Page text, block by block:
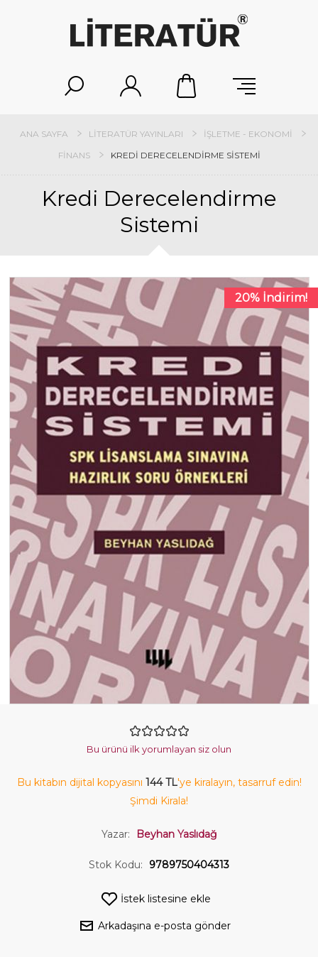
ANA SAYFA LITERATÜR YAYINLARI
İŞLETME - EKONOMI
FINANS
KREDI DERECELENDIRME SISTEMI
Kredi Derecelendirme
Sistemi
20% İndirim!
Bu ürünü ilk yorumlayan siz olun
Bu kitabın dijital kopyasını 144 TL'ye kiralayın, tasarruf edin!
Şimdi Kirala!
Yazar: Beyhan Yaslıdağ
Stok Kodu: 9789750404313
İstek listesine ekle
Arkadaşına e-posta gönder